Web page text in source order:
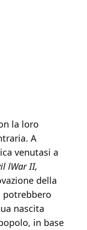
la loro
A
venutasi a
lWar II,
della
potrebbero
nascita
in base